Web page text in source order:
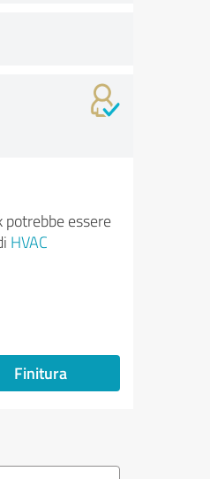
essere
HVAC
Finitura